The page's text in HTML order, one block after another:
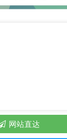
网站直达